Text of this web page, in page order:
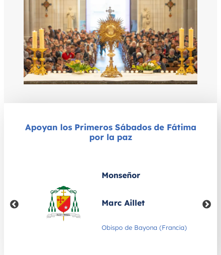
Apoyan los Primeros Sábados de Fátima
por la paz
Monseñor
Marc Aillet
Obispo de Bayona (Francia)